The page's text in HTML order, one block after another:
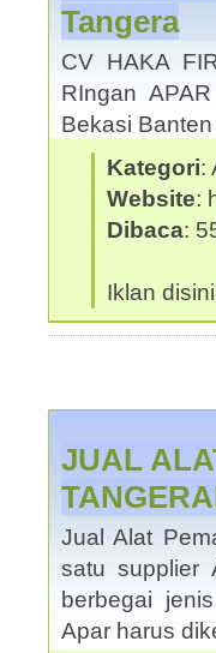
Tangera
CV HAKA
RIngan
Bekasi
Kategori:
Website:
Dibaca:
Iklan
JUAL
Jual Alat
satu supplier
berbegai
Apar harus